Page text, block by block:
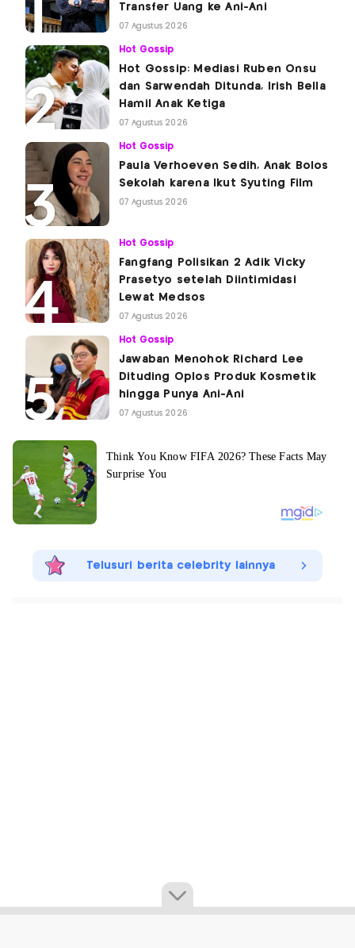
Transfer Uang ke Ani-Ani
07 Agustus 2026
Hot Gossip
Hot Gossip: Mediasi Ruben Onsu
dan Sarwendah Ditunda, Irish Bella
Hamil Anak Ketiga
07 Agustus 2026
Hot Gossip
Paula Verhoeven Sedih, Anak Bolos
Sekolah karena Ikut Syuting Film
07 Agustus 2026
Hot Gossip
Fangfang Polisikan 2 Adik Vicky
Prasetyo setelah Diintimidasi
Lewat Medsos
07 Agustus 2026
Hot Gossip
Jawaban Menohok Richard Lee
Dituding Oplos Produk Kosmetik
hingga Punya Ani-Ani
07 Agustus 2026
Telusuri berita celebrity lainnya